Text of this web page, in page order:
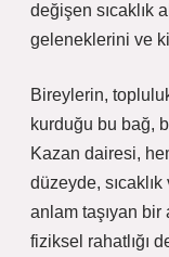
değişen sıcaklık
geleneklerini ve
Bireylerin,
kurduğu bu bağ,
Kazan dairesi,
düzeyde,
anlam taşıyan bir
fiziksel rahatlığı